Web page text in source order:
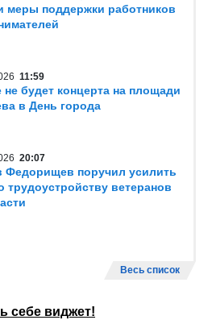
меры поддержки работников
11:59
будет концерта на площади
в День города
20:07
Федорищев поручил усилить
трудоустройству ветеранов
Весь список
себе виджет!